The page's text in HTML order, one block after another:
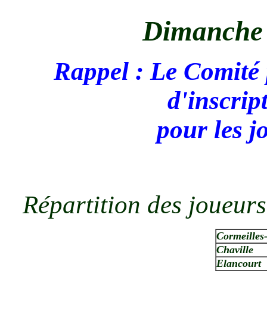
Rappel : Le
pour les
Répartition des
Chaville
Elancourt